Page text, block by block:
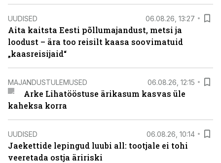
UUDISED 06.08.26, 13:27
Aita kaitsta Eesti põllumajandust, metsi ja
loodust – ära too reisilt kaasa soovimatuid
„kaasreisijaid“
MAJANDUSTULEMUSED 06.08.26, 12:15
Arke Lihatööstuse ärikasum kasvas üle
kaheksa korra
UUDISED 06.08.26, 10:14
Jaekettide lepingud luubi all: tootjale ei tohi
veeretada ostja äririski